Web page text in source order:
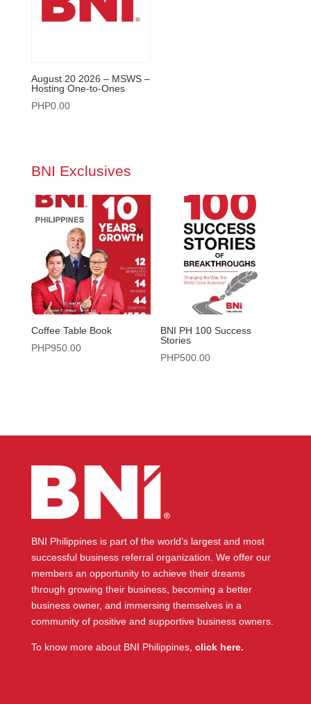
August 20 2026 – MSWS –
Hosting One-to-Ones
PHP0.00
BNI Exclusives
Coffee Table Book
PHP950.00
BNI PH 100 Success
Stories
PHP500.00
BNI Philippines is part of the world’s largest and most
successful business referral organization. We offer our
members an opportunity to achieve their dreams
through growing their business, becoming a better
business owner, and immersing themselves in a
community of positive and supportive business owners.
To know more about BNI Philippines, click here.